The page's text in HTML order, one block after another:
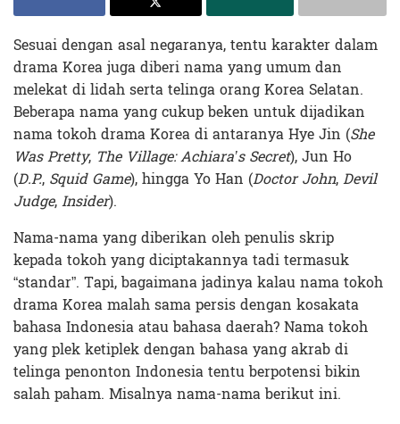
Sesuai dengan asal negaranya, tentu karakter dalam
drama Korea juga diberi nama yang umum dan
melekat di lidah serta telinga orang Korea Selatan.
Beberapa nama yang cukup beken untuk dijadikan
nama tokoh drama Korea di antaranya Hye Jin (She
Was Pretty, The Village: Achiara’s Secret), Jun Ho
(D.P., Squid Game), hingga Yo Han (Doctor John,Devil
Judge,Insider).
Nama-nama yang diberikan oleh penulis skrip
kepada tokoh yang diciptakannya tadi termasuk
“standar”. Tapi, bagaimana jadinya kalau nama tokoh
drama Korea malah sama persis dengan kosakata
bahasa Indonesia atau bahasa daerah? Nama tokoh
yang plek ketiplek dengan bahasa yang akrab di
telinga penonton Indonesia tentu berpotensi bikin
salah paham. Misalnya nama-nama berikut ini.